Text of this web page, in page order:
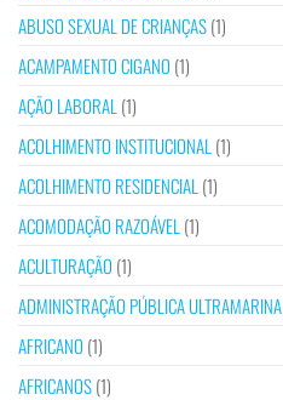
ABUSO SEXUAL DE CRIANÇAS(1)
ACAMPAMENTO CIGANO (1)
AÇÃO LABORAL (1)
ACOLHIMENTO INSTITUCIONAL (1)
ACOLHIMENTO RESIDENCIAL (1)
ACOMODAÇÃO RAZOÁVEL (1)
ACULTURAÇÃO (1)
ADMINISTRAÇÃO PÚBLICA ULTRAMARINA
AFRICANO (1)
AFRICANOS(1)